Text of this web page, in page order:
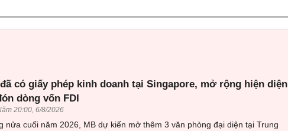
đã có giấy phép kinh doanh tại Singapore, mở rộng hiện diện
dòng vốn FDI
20:00, 6/8/2026
nửa cuối năm 2026, MB dự kiến mở thêm 3 văn phòng đại diện tại Trung